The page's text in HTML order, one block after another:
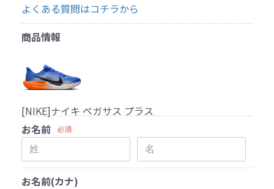
よくある質問はコチラから
商品情報
[NIKE]ナイキ ペガサス プラス
お名前
必須
お名前(カナ)